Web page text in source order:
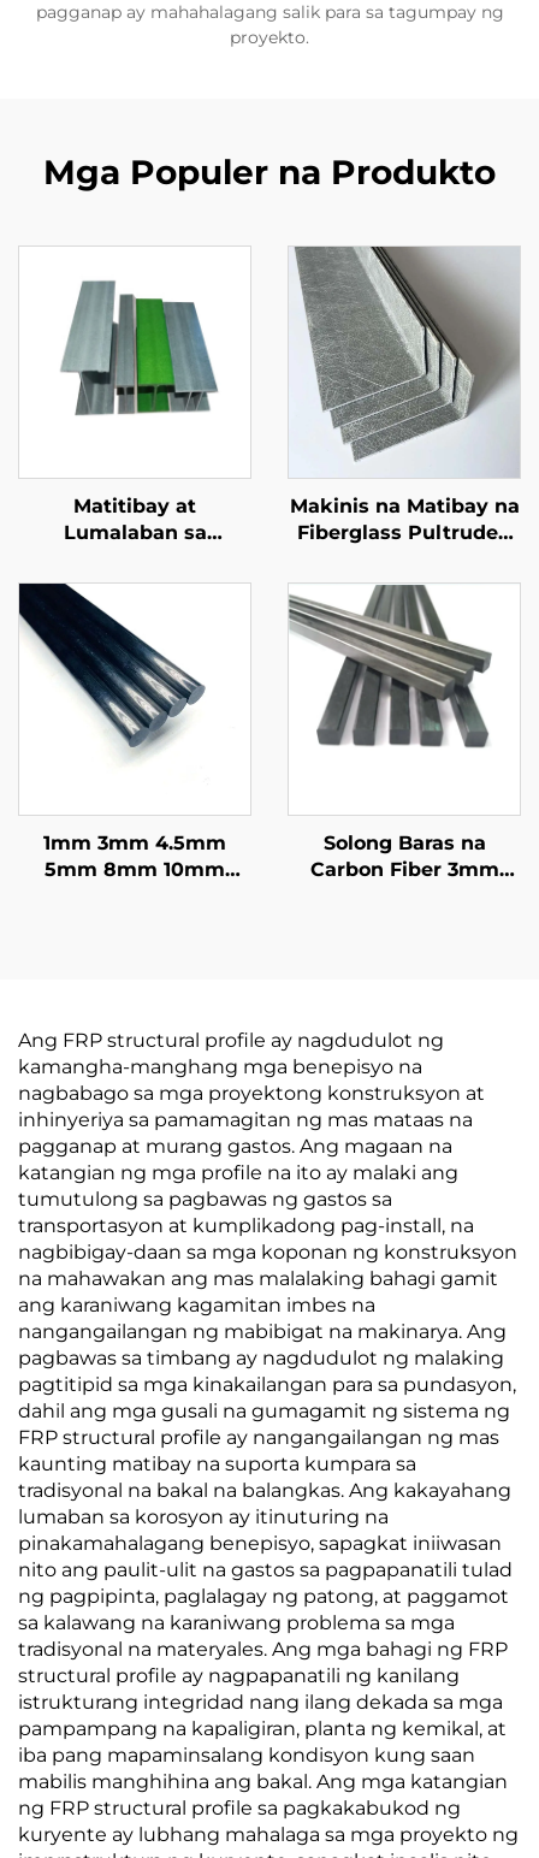
pagganap ay mahahalagang salik para sa tagumpay ng
proyekto.
Mga Populer na Produkto
Matitibay at
Lumalaban sa
Girder, Mataas na
Kalidad na Produkto
mula sa Fiberglass
para sa Konstruksyon
Makinis na Matibay na
Fiberglass Pultruded
Pultrusion Glass Fiber
L Shape Profile
1mm 3mm 4.5mm
5mm 8mm 10mm
Solong Baras na
Carbon Fiber 3mm
Ang FRP structural profile ay nagdudulot ng
kamangha-manghang mga benepisyo na
nagbabago sa mga proyektong konstruksyon at
inhinyeriya sa pamamagitan ng mas mataas na
pagganap at murang gastos. Ang magaan na
katangian ng mga profile na ito ay malaki ang
tumutulong sa pagbawas ng gastos sa
transportasyon at kumplikadong pag-install, na
nagbibigay-daan sa mga koponan ng konstruksyon
na mahawakan ang mas malalaking bahagi gamit
ang karaniwang kagamitan imbes na
nangangailangan ng mabibigat na makinarya. Ang
pagbawas sa timbang ay nagdudulot ng malaking
pagtitipid sa mga kinakailangan para sa pundasyon,
dahil ang mga gusali na gumagamit ng sistema ng
FRP structural profile ay nangangailangan ng mas
kaunting matibay na suporta kumpara sa
tradisyonal na bakal na balangkas. Ang kakayahang
lumaban sa korosyon ay itinuturing na
pinakamahalagang benepisyo, sapagkat iniiwasan
nito ang paulit-ulit na gastos sa pagpapanatili tulad
ng pagpipinta, paglalagay ng patong, at paggamot
sa kalawang na karaniwang problema sa mga
tradisyonal na materyales. Ang mga bahagi ng FRP
structural profile ay nagpapanatili ng kanilang
istrukturang integridad nang ilang dekada sa mga
pampampang na kapaligiran, planta ng kemikal, at
iba pang mapaminsalang kondisyon kung saan
mabilis manghihina ang bakal. Ang mga katangian
ng FRP structural profile sa pagkakabukod ng
kuryente ay lubhang mahalaga sa mga proyekto ng